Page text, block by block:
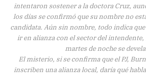
intentaron sostener a la doctora Cruz,
los días se confirmó que su nombre no
candidata. Aún sin nombre, todo indica
ir en alianza con el sector del
martes de noche se
El misterio, si se confirma que el PJ,
inscriben una alianza local, daría qué